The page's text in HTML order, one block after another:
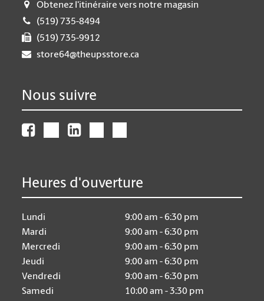
Obtenez l'itinéraire vers notre magasin
(519) 735-8494
(519) 735-9912
store64@theupsstore.ca
Nous suivre
Heures d'ouverture
Lundi
9:00 am - 6:30 pm
Mardi
9:00 am - 6:30 pm
Mercredi
9:00 am - 6:30 pm
Jeudi
9:00 am - 6:30 pm
Vendredi
9:00 am - 6:30 pm
Samedi
10:00 am - 3:30 pm